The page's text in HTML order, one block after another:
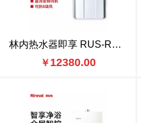
林内热水器即享 RUS-R20E65ARF
￥12380.00